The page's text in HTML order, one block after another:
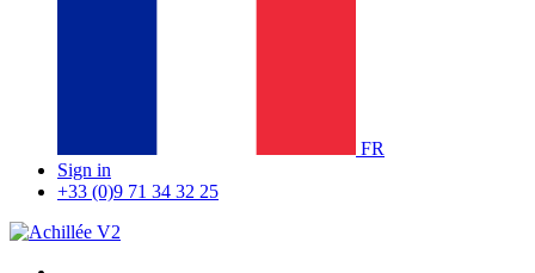
FR
Sign in
+33 (0)9 71 34 32 25